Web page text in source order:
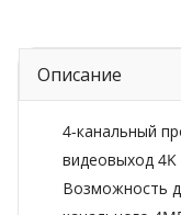
Описание
4-канальный
видеовыход 4K
Возможность